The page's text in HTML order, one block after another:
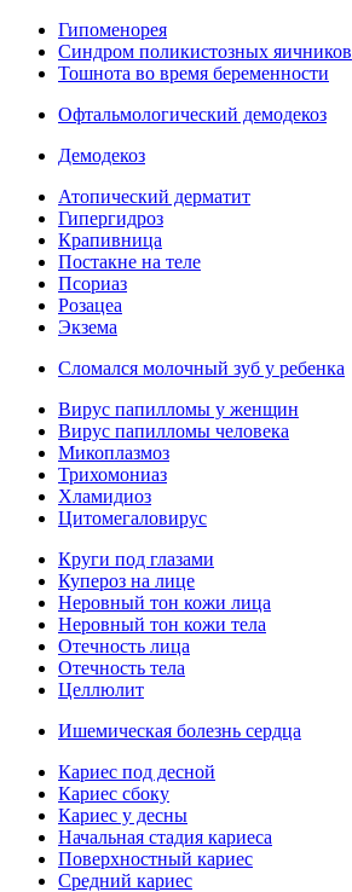
Гипоменорея
Синдром поликистозных яичников
Тошнота во время беременности
Офтальмологический демодекоз
Демодекоз
Атопический дерматит
Гипергидроз
Крапивница
Постакне на теле
Псориаз
Розацеа
Экзема
Сломался молочный зуб у ребенка
Вирус папилломы у женщин
Вирус папилломы человека
Микоплазмоз
Трихомониаз
Хламидиоз
Цитомегаловирус
Круги под глазами
Купероз на лице
Неровный тон кожи лица
Неровный тон кожи тела
Отечность лица
Отечность тела
Целлюлит
Ишемическая болезнь сердца
Кариес под десной
Кариес сбоку
Кариес у десны
Начальная стадия кариеса
Поверхностный кариес
Средний кариес